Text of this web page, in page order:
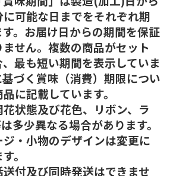
可能な日までをそれぞれ期
。お届け日からの期間を保証
せん。複数の商品がセット
最も短い期間を表示していま
づく賞味（消費）期限につい
に記載しています。
状態及び花色、リボン、ラ
多少異なる場合があります。
・小物のデザインは変更に
。
付及び同時発送はできませ